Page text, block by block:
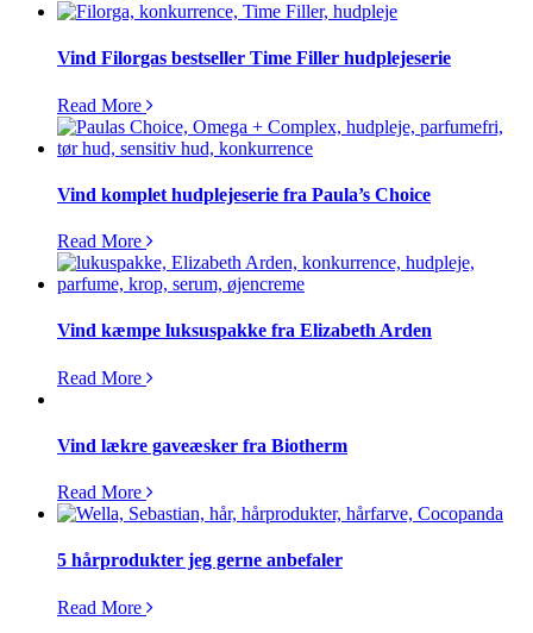
Vind Filorgas bestseller Time Filler hudplejeserie
Read More
Vind komplet hudplejeserie fra Paula’s Choice
Read More
Vind kæmpe luksuspakke fra Elizabeth Arden
Read More
Vind lækre gaveæsker fra Biotherm
Read More
5 hårprodukter jeg gerne anbefaler
Read More